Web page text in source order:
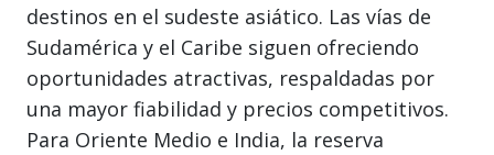
destinos en el sudeste asiático. Las vías de
Sudamérica y el Caribe siguen ofreciendo
oportunidades atractivas, respaldadas por
una mayor fiabilidad y precios competitivos.
Para Oriente Medio e India, la reserva